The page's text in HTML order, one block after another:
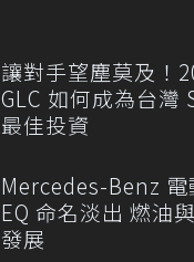
讓對手望塵莫及！
GLC 如何成為台灣
最佳投資
Mercedes-Benz 電
EQ 命名淡出 燃油
發展